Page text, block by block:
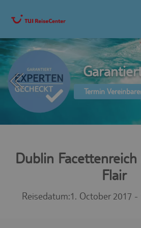
Termin
Dublin
Flair
Reisedatum:1. October 2017 -